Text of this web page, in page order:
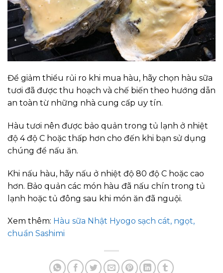
Để giảm thiểu rủi ro khi mua hàu, hãy chọn hàu sữa
tươi đã được thu hoạch và chế biến theo hướng dẫn
an toàn từ những nhà cung cấp uy tín.
Hàu tươi nên được bảo quản trong tủ lạnh ở nhiệt
độ 4 độ C hoặc thấp hơn cho đến khi bạn sử dụng
chúng để nấu ăn.
Khi nấu hàu, hãy nấu ở nhiệt độ 80 độ C hoặc cao
hơn. Bảo quản các món hàu đã nấu chín trong tủ
lạnh hoặc tủ đông sau khi món ăn đã nguội.
Xem thêm: Hàu sữa Nhật Hyogo sạch cát, ngọt,
chuẩn Sashimi